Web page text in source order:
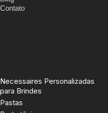
Contato
Necessaires Personalizadas
para Brindes
Pastas